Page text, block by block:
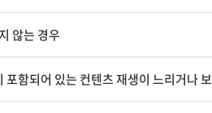
않는 경우
포함되어 있는 컨텐츠 재생이 느리거나